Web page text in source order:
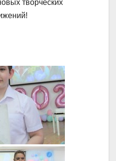
творческих